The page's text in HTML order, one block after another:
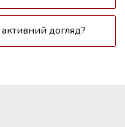
активний догляд?